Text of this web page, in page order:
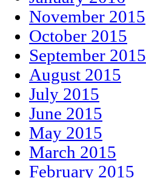
November 2015
October 2015
September 2015
August 2015
July 2015
June 2015
May 2015
March 2015
February 2015